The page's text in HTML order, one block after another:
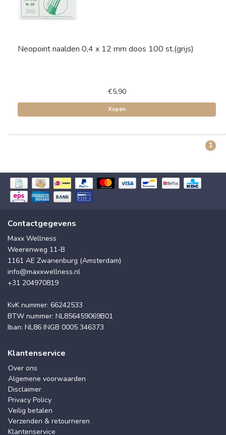
Neopoint naalden 0,4 x 12 mm doos 100 st.(grijs)
€5,90
Kopen
1
Contactgegevens
Maxx Wellness
Weerenweg 11-B
1161 AE Zwanenburg (Amsterdam)
info@maxxwellness.nl
+31 204970819
KvK nummer: 66242533
BTW nummer: NL856459069B01
Iban: NL86 INGB 0005 346373
Klantenservice
Over ons
Algemene voorwaarden
Disclaimer
Privacy Policy
Veilig betalen
Verzenden & retourneren
Klantenservice